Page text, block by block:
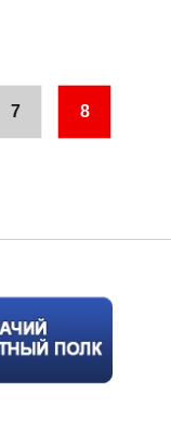
7 8